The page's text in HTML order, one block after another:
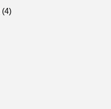
(4)